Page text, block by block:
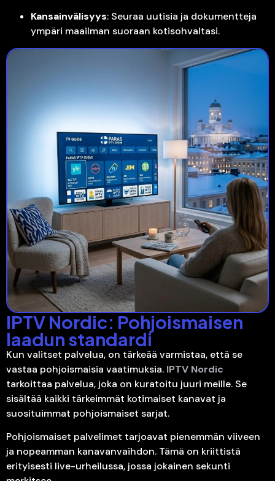
Kansainvälisyys: Seuraa uutisia ja dokumentteja
ympäri maailman suoraan kotisohvaltasi.
IPTV Nordic: Pohjoismaisen
laadun standardi
Kun valitset palvelua, on tärkeää varmistaa, että se
vastaa pohjoismaisia vaatimuksia. IPTV Nordic
tarkoittaa palvelua, joka on kuratoitu juuri meille. Se
sisältää kaikki tärkeimmät kotimaiset kanavat ja
suosituimmat pohjoismaiset sarjat.
Pohjoismaiset palvelimet tarjoavat pienemmän viiveen
ja nopeamman kanavanvaihdon. Tämä on kriittistä
erityisesti live-urheilussa, jossa jokainen sekunti